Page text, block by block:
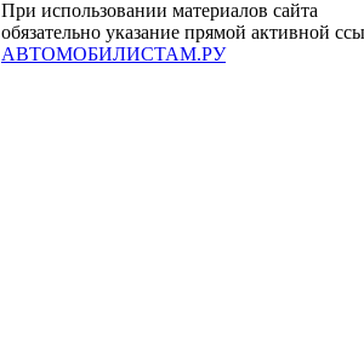
При использовании материалов сайта
обязательно указание прямой активной
АВТОМОБИЛИСТАМ.РУ